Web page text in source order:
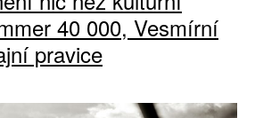
40 000, Vesmírní
pravice